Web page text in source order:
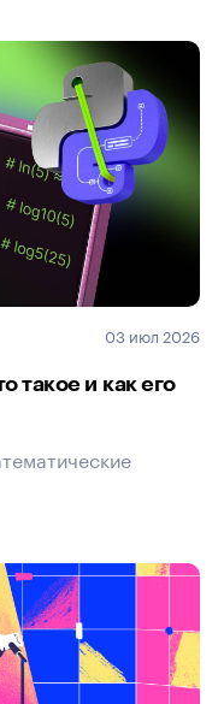
03 июл 2026
такое и как его